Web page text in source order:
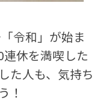
令和」が始ま
連休を満喫した
た人も、気持ち
！